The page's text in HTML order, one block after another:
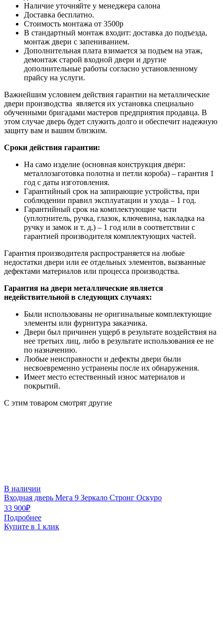
Наличие уточняйте у менеджера салона
Доставка бесплатно.
Стоимость монтажа от 3500р
В стандартный монтаж входит: доставка до подъезда,
монтаж двери с запениванием.
Дополнительная плата взимается за подъем на этаж,
демонтаж старой входной двери и другие
дополнительные работы согласно установленному
прайсу на услуги.
Важнейшим условием действия гарантии на металлические
двери производства является их установка специально
обученными бригадами мастеров предприятия продавца. В
этом случае дверь будет служить долго и обеспечит надежную
защиту вам и вашим близким.
Сроки действия гарантии:
На само изделие (основная конструкция двери:
металлозаготовка полотна и петли короба) – гарантия 1
год с даты изготовления.
Гарантийный срок на запирающие устройства, при
соблюдении правил эксплуатации и ухода – 1 год.
Гарантийный срок на комплектующие части
(уплотнитель, ручка, глазок, ключевина, накладка на
ручку и замок и т. д.) – 1 год или в соответствии с
гарантией производителя комплектующих частей.
Гарантия производителя распространяется на любые
недостатки двери или ее отдельных элементов, вызванные
дефектами материалов или процесса производства.
Гарантия на двери металлические является
недействительной в следующих случаях:
Были использованы не оригинальные комплектующие
элементы или фурнитура заказчика.
Двери был причинен ущерб в результате воздействия на
нее третьих лиц, либо в результате использования ее не
по назначению.
Любые неисправности и дефекты двери были
несвоевременно устранены после их обнаружения.
Имеет место естественный износ материалов и
покрытий.
С этим товаром смотрят другие
В наличии
Входная дверь Мега 9 Зеркало Стронг Оскуро
33 900₽
Подробнее
Купите в 1 клик